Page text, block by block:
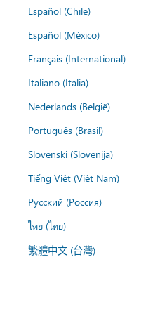
Español (Chile)
Español (México)
Français (International)
Italiano (Italia)
Nederlands (België)
Português (Brasil)
Slovenski (Slovenija)
Tiếng Việt (Việt Nam)
Русский (Россия)
ไทย (ไทย)
繁體中文 (台灣)